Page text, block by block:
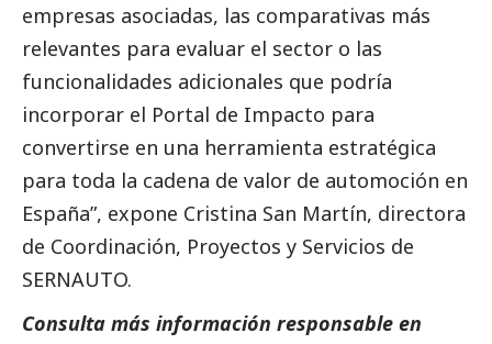
empresas asociadas, las comparativas más
relevantes para evaluar el sector o las
funcionalidades adicionales que podría
incorporar el Portal de Impacto para
convertirse en una herramienta estratégica
para toda la cadena de valor de automoción en
España”, expone Cristina San Martín, directora
de Coordinación, Proyectos y Servicios de
SERNAUTO.
Consulta más información responsable en